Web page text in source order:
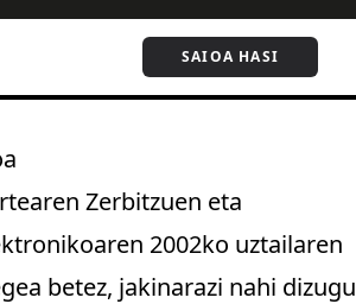
SAIOA HASI
Zerbitzuen eta
2002ko uztailaren
betez, jakinarazi nahi dizugu